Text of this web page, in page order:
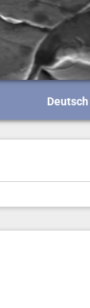
Deutsch